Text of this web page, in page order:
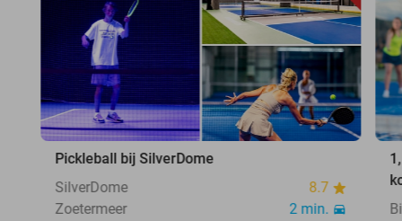
Pickleball bij SilverDome
SilverDome
8.7
Zoetermeer
2 min.